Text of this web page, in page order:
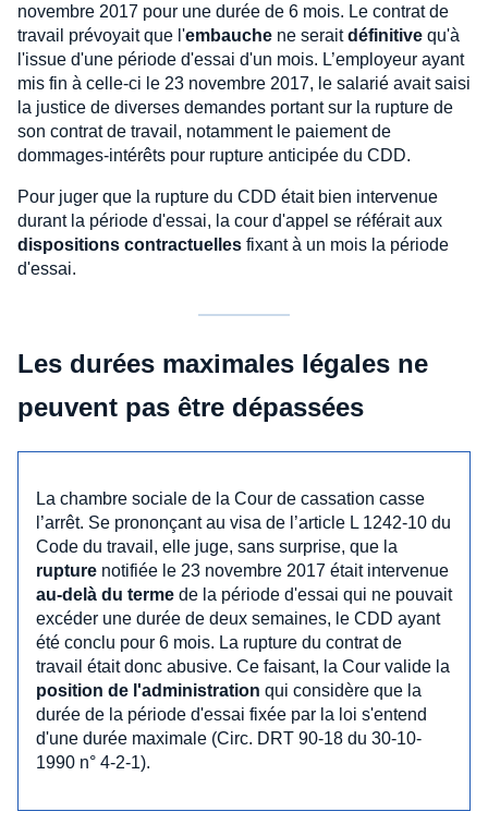
novembre 2017 pour une durée de 6 mois. Le contrat de
travail prévoyait que l'embauche ne seraitdéfinitive qu'à
l'issue d'une période d'essai d'un mois. L’employeur ayant
mis fin à celle-ci le 23 novembre 2017, le salarié avait saisi
la justice de diverses demandes portant sur la rupture de
son contrat de travail, notamment le paiement de
dommages-intérêts pour rupture anticipée du CDD.
Pour juger que la rupture du CDD était bien intervenue
durant la période d'essai, la cour d'appel se référait aux
dispositions contractuelles fixant à un mois la période
d'essai.
Les durées maximales légales ne
peuvent pas être dépassées
La chambre sociale de la Cour de cassation casse
l’arrêt. Se prononçant au visa de l’article L 1242-10 du
Code du travail, elle juge, sans surprise, que la
rupture notifiée le 23 novembre 2017 était intervenue
au-delà du terme de la période d'essai qui ne pouvait
excéder une durée de deux semaines, le CDD ayant
été conclu pour 6 mois. La rupture du contrat de
travail était donc abusive. Ce faisant, la Cour valide la
position de l'administration qui considère que la
durée de la période d'essai fixée par la loi s'entend
d'une durée maximale (Circ. DRT 90-18 du 30-10-
1990 n° 4-2-1).